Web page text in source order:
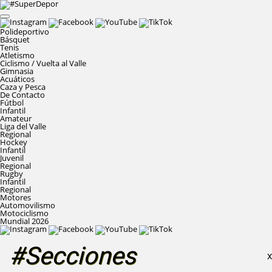
Polideportivo
Básquet
Tenis
Atletismo
Ciclismo / Vuelta al Valle
Gimnasia
Acuáticos
Caza y Pesca
De Contacto
Fútbol
Infantil
Amateur
Liga del Valle
Regional
Hockey
Infantil
Juvenil
Regional
Rugby
Infantil
Regional
Motores
Automovilismo
Motociclismo
Mundial 2026
#Secciones X